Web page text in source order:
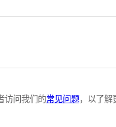
访问我们的常见问题 ，以了解